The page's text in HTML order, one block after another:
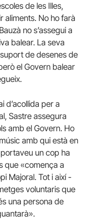
de les Illes,
aliments. No ho farà
no s’assegui a
balear. La seva
de desenes de
el Govern balear
d’acollida per a
Sastre assegura
amb el Govern. Ho
amb qui està en
un cop ha
que «comença a
Majoral. Tot i així -
voluntaris que
una persona de